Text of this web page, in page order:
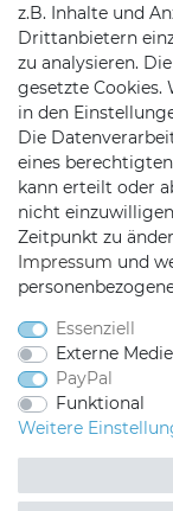
2026
z.B. Inhalte und
Drittanbietern
zu analysieren.
gesetzte
in den
Die
eines
kann erteilt oder
nicht
Zeitpunkt zu
Impressum und
Essenziell
Externe
PayPal
Funktional
Weitere